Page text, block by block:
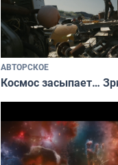
АВТОРСКОЕ
Космос засыпает…